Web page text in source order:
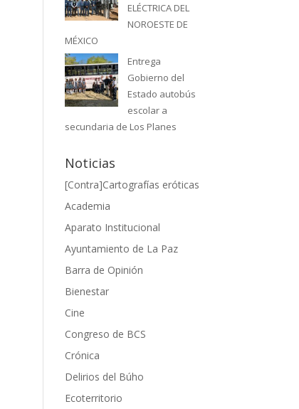
ELÉCTRICA DEL
NOROESTE DE
MÉXICO
Entrega
Gobierno del
Estado autobús
escolar a
secundaria de Los Planes
Noticias
[Contra]Cartografías eróticas
Academia
Aparato Institucional
Ayuntamiento de La Paz
Barra de Opinión
Bienestar
Cine
Congreso de BCS
Crónica
Delirios del Búho
Ecoterritorio